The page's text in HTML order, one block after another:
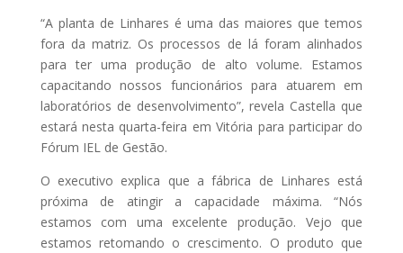
“A planta de Linhares é uma das maiores que temos
fora da matriz. Os processos de lá foram alinhados
para ter uma produção de alto volume. Estamos
capacitando nossos funcionários para atuarem em
laboratórios de desenvolvimento”, revela Castella que
estará nesta quarta-feira em Vitória para participar do
Fórum IEL de Gestão.
O executivo explica que a fábrica de Linhares está
próxima de atingir a capacidade máxima. “Nós
estamos com uma excelente produção. Vejo que
estamos retomando o crescimento. O produto que